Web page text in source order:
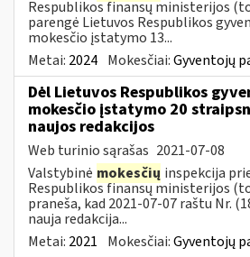
Respublikos finansų ministerijos
parengė Lietuvos Respublikos
mokesčio įstatymo 13...
Metai: 2024 Mokesčiai:Gyventojų
Dėl Lietuvos Respublikos
mokesčio įstatymo 20
naujos redakcijos
Web turinio sąrašas 2021-07-08
Valstybinė mokesčių inspekcija
Respublikos finansų ministerijos
praneša, kad 2021-07-07 raštu Nr.
nauja redakcija...
Metai: 2021 Mokesčiai:Gyventojų